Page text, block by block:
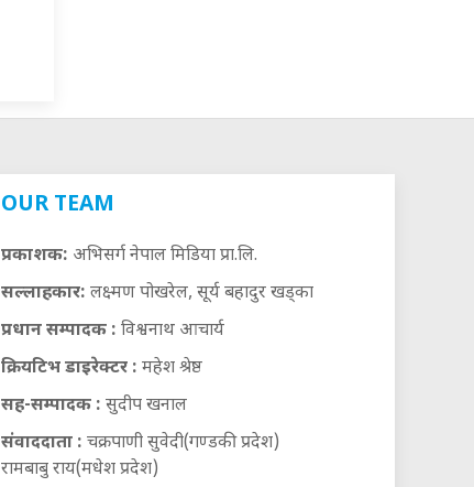
OUR TEAM
प्रकाशक: अभिसर्ग नेपाल मिडिया प्रा.लि.
सल्लाहकार: लक्ष्मण पोखरेल, सूर्य बहादुर खड्का
प्रधान सम्पादक : विश्वनाथ आचार्य
क्रियटिभ डाइरेक्टर : महेश श्रेष्ठ
सह-सम्पादक : सुदीप खनाल
संवाददाता : चक्रपाणी सुवेदी(गण्डकी प्रदेश)
रामबाबु राय(मधेश प्रदेश)